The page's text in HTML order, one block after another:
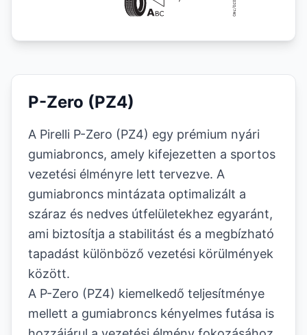
P-Zero (PZ4)
A Pirelli P-Zero (PZ4) egy prémium nyári
gumiabroncs, amely kifejezetten a sportos
vezetési élményre lett tervezve. A
gumiabroncs mintázata optimalizált a
száraz és nedves útfelületekhez egyaránt,
ami biztosítja a stabilitást és a megbízható
tapadást különböző vezetési körülmények
között.
A P-Zero (PZ4) kiemelkedő teljesítménye
mellett a gumiabroncs kényelmes futása is